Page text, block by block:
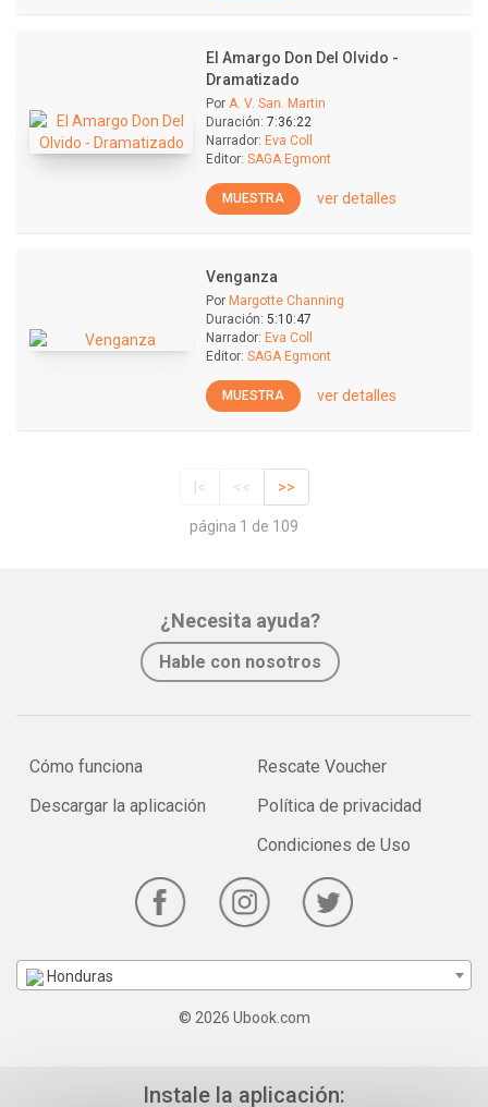
El Amargo Don Del Olvido -
Dramatizado
Por A. V. San. Martin
Duración: 7:36:22
Narrador: Eva Coll
Editor: SAGA Egmont
MUESTRA ver detalles
Venganza
Por Margotte Channing
Duración: 5:10:47
Narrador: Eva Coll
Editor: SAGA Egmont
MUESTRA ver detalles
|< << >>
página 1 de 109
¿Necesita ayuda?
Hable con nosotros
Cómo funciona
Descargar la aplicación
Rescate Voucher
Política de privacidad
Condiciones de Uso
Honduras
© 2026 Ubook.com
Instale la aplicación: